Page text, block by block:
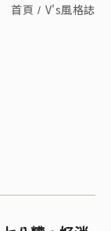
首頁 V's風格誌